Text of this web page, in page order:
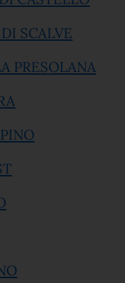
SCALVE
PRESOLANA
(apre in un'altra